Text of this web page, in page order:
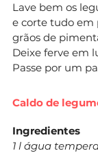
Lave bem os
e corte tudo em
grãos de
Deixe ferve em
Passe por um
Caldo de
Ingredientes
1 l água